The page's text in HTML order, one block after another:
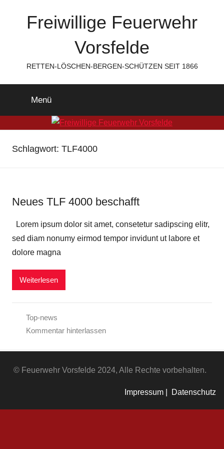
Freiwillige Feuerwehr
Vorsfelde
RETTEN-LÖSCHEN-BERGEN-SCHÜTZEN SEIT 1866
Menü
Schlagwort: TLF4000
Neues TLF 4000 beschafft
Lorem ipsum dolor sit amet, consetetur sadipscing elitr,
sed diam nonumy eirmod tempor invidunt ut labore et
dolore magna
Weiterlesen
Top-news
Kommentar hinterlassen
© Feuerwehr Vorsfelde 2024, Alle Rechte vorbehalten.
Datenschutz
Impressum |